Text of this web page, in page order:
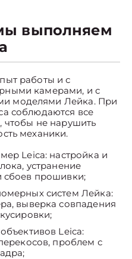
выполняем
работы и с
камерами, и с
моделями Лейка. При
соблюдаются все
чтобы не нарушить
механики.
Leica: настройка и
устранение
прошивки;
систем Лейка:
выверка совпадения
Leica:
проблем с